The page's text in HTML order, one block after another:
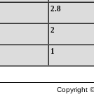
2.8
2
1
Copyright